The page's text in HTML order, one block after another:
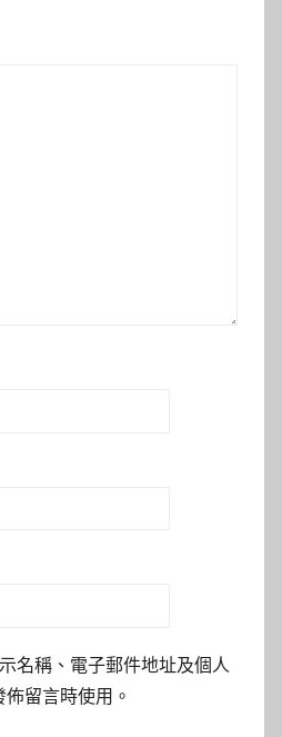
名稱、電子郵件地址及個人
留言時使用。